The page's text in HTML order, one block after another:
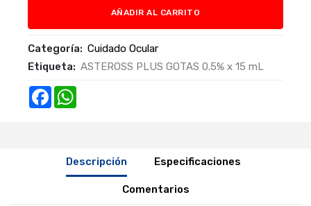
AÑADIR AL CARRITO
Categoría: Cuidado Ocular
Etiqueta: ASTEROSS PLUS GOTAS 0.5% x 15 mL
Facebook
Descripción Especificaciones
Comentarios